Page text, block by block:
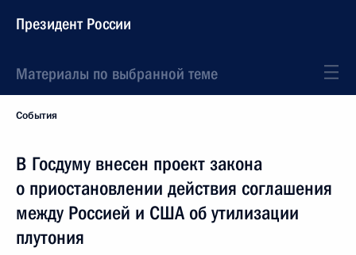
Президент России
Материалы по выбранной теме
События
В Госдуму внесен проект закона
о приостановлении действия соглашения
между Россией и США об утилизации
плутония